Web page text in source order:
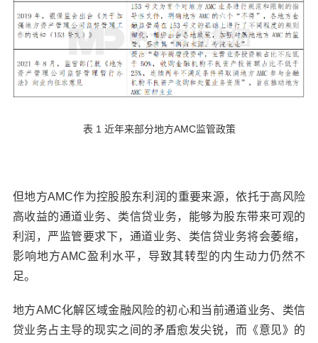
表 1 近年来部分地方AMC监管政策
但地方AMC作为控股股东利润的重要来源，依托于高风险
高收益的通道业务、类信贷业务，能够为股东带来可观的
利润，严监管要求下，通道业务、类信贷业务将会萎缩，
影响地方AMC盈利水平，导致其转型的内生动力仍然不
足。
地方AMC化解区域金融风险的初心和当前通道业务、类信
贷业务占主导的现实之间的矛盾愈发尖锐，而《意见》的